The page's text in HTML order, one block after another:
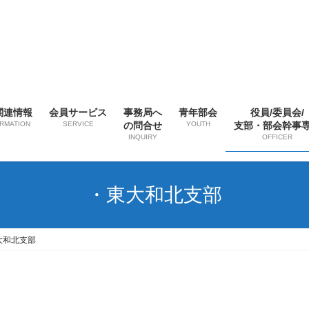
連情報 会員サービス
SERVICE
事務局へ
の問合せ
INQUIRY
青年部会
YOUTH
役員/委員会/
支部・部会幹事
OFFICER
・東大和北支部
和北支部